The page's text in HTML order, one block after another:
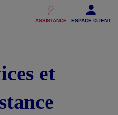
au Pied de page
ASSISTANCE ESPACE CLIENT
et